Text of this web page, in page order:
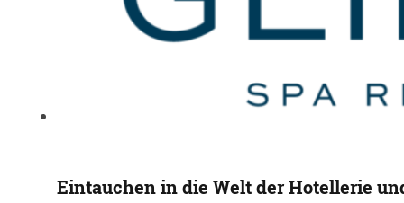
Eintauchen in die Welt der Hotellerie